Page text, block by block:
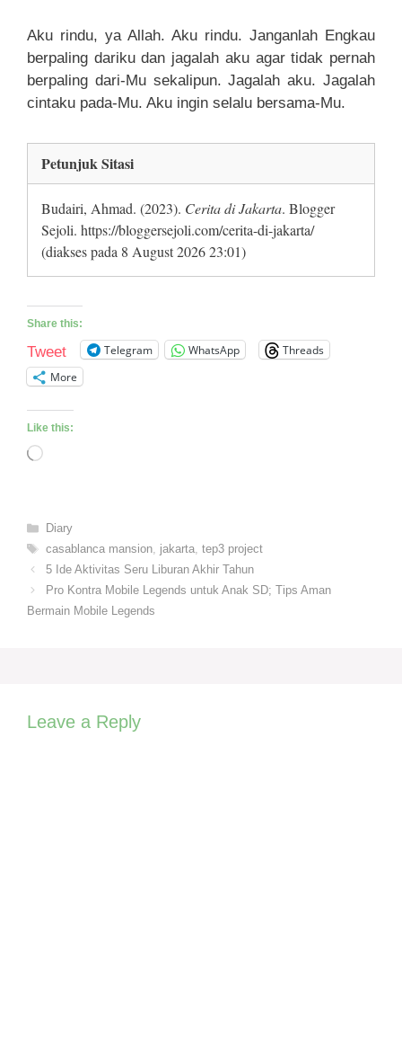
Aku rindu, ya Allah. Aku rindu. Janganlah Engkau
berpaling dariku dan jagalah aku agar tidak pernah
berpaling dari-Mu sekalipun. Jagalah aku. Jagalah
cintaku pada-Mu. Aku ingin selalu bersama-Mu.
Petunjuk Sitasi
Budairi, Ahmad. (2023). Cerita di Jakarta. Blogger
Sejoli. https://bloggersejoli.com/cerita-di-jakarta/
(diakses pada 8 August 2026 23:01)
Share this:
Tweet Telegram WhatsApp
Threads
More
Like this:
Loading…
Categories
Diary
Tags
casablanca mansion, jakarta, tep3 project
5 Ide Aktivitas Seru Liburan Akhir Tahun
Pro Kontra Mobile Legends untuk Anak SD; Tips Aman
Bermain Mobile Legends
Leave a Reply